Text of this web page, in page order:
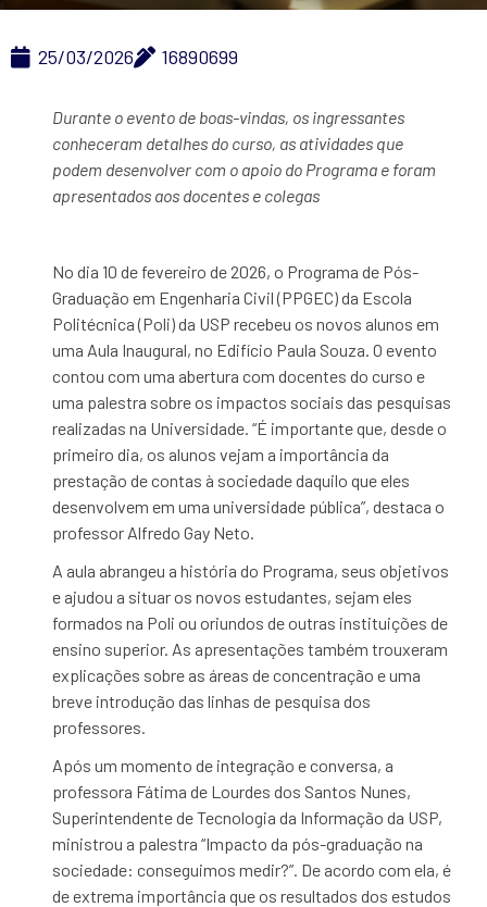
25/03/2026 16890699
Durante o evento de boas-vindas, os ingressantes
conheceram detalhes do curso, as atividades que
podem desenvolver com o apoio do Programa e foram
apresentados aos docentes e colegas
No dia 10 de fevereiro de 2026, o Programa de Pós-
Graduação em Engenharia Civil (PPGEC) da Escola
Politécnica (Poli) da USP recebeu os novos alunos em
uma Aula Inaugural, no Edifício Paula Souza. O evento
contou com uma abertura com docentes do curso e
uma palestra sobre os impactos sociais das pesquisas
realizadas na Universidade. “É importante que, desde o
primeiro dia, os alunos vejam a importância da
prestação de contas à sociedade daquilo que eles
desenvolvem em uma universidade pública”, destaca o
professor Alfredo Gay Neto.
A aula abrangeu a história do Programa, seus objetivos
e ajudou a situar os novos estudantes, sejam eles
formados na Poli ou oriundos de outras instituições de
ensino superior. As apresentações também trouxeram
explicações sobre as áreas de concentração e uma
breve introdução das linhas de pesquisa dos
professores.
Após um momento de integração e conversa, a
professora Fátima de Lourdes dos Santos Nunes,
Superintendente de Tecnologia da Informação da USP,
ministrou a palestra “Impacto da pós-graduação na
sociedade: conseguimos medir?”. De acordo com ela, é
de extrema importância que os resultados dos estudos